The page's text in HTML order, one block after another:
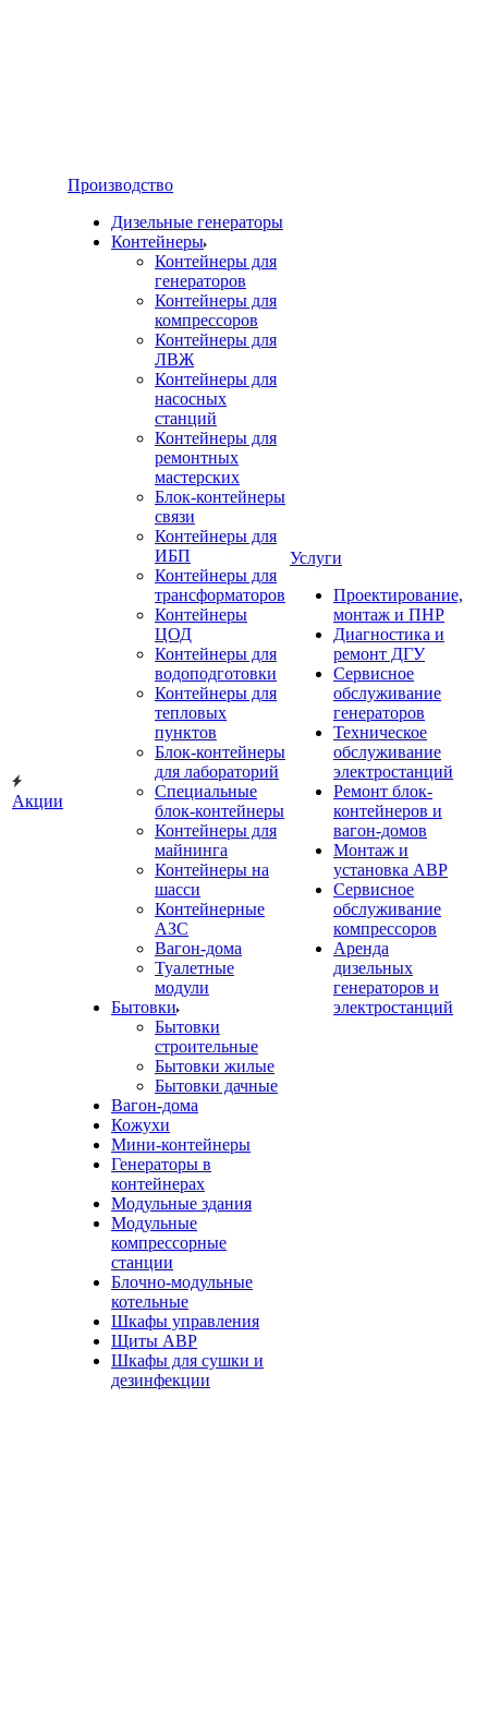
Акции
Производство
Дизельные генераторы
Контейнеры
Контейнеры для
генераторов
Контейнеры для
компрессоров
Контейнеры для
ЛВЖ
Контейнеры для
насосных
станций
Контейнеры для
ремонтных
мастерских
Блок-контейнеры
связи
Контейнеры для
ИБП
Контейнеры для
трансформаторов
Контейнеры
ЦОД
Контейнеры для
водоподготовки
Контейнеры для
тепловых
пунктов
Блок-контейнеры
для лабораторий
Специальные
блок-контейнеры
Контейнеры для
майнинга
Контейнеры на
шасси
Контейнерные
АЗС
Вагон-дома
Туалетные
модули
Бытовки
Бытовки
строительные
Бытовки жилые
Бытовки дачные
Вагон-дома
Кожухи
Мини-контейнеры
Генераторы в
контейнерах
Модульные здания
Модульные
компрессорные
станции
Блочно-модульные
котельные
Шкафы управления
Щиты АВР
Шкафы для сушки и
дезинфекции
Услуги
Проектирование,
монтаж и ПНР
Диагностика и
ремонт ДГУ
Сервисное
обслуживание
генераторов
Техническое
обслуживание
электростанций
Ремонт блок-
контейнеров и
вагон-домов
Монтаж и
установка АВР
Сервисное
обслуживание
компрессоров
Аренда
дизельных
генераторов и
электростанций